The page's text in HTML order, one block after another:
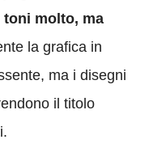
molto, ma
la grafica in
ma i disegni
il titolo